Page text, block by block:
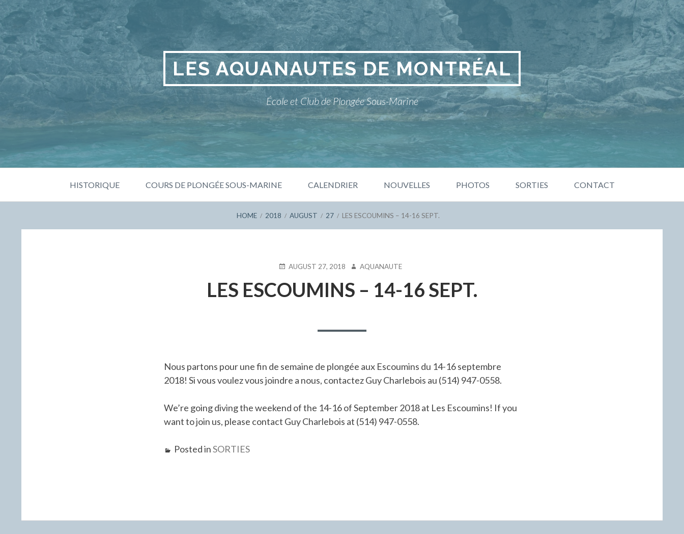
Skip
to
content
LES AQUANAUTES DE MONTRÉAL
École et Club de Plongée Sous-Marine
Menu
HISTORIQUE COURS DE PLONGÉE SOUS-MARINE CALENDRIER NOUVELLES PHOTOS SORTIES CONTACT
HOME 2018 AUGUST 27 LES ESCOUMINS – 14-16 SEPT.
POSTED
AUGUST 27, 2018 AUTHOR
AQUANAUTE
LES ESCOUMINS – 14-16 SEPT.
Nous partons pour une fin de semaine de plongée aux Escoumins du 14-16 septembre
2018! Si vous voulez vous joindre a nous, contactez Guy Charlebois au (514) 947-0558.
We’re going diving the weekend of the 14-16 of September 2018 at Les Escoumins! If you
want to join us, please contact Guy Charlebois at (514) 947-0558.
Posted inSORTIES